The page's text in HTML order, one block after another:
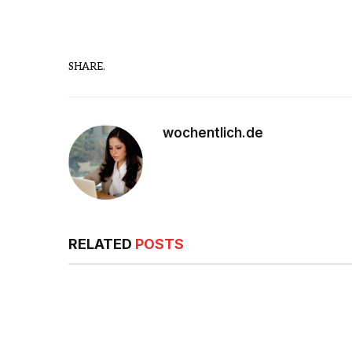
SHARE.
wochentlich.de
RELATED POSTS